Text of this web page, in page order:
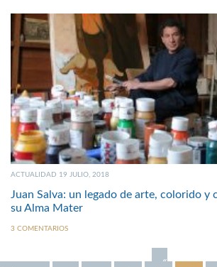
ACTUALIDAD 19 JULIO, 2018
Juan Salva: un legado de arte, colorido y
su Alma Mater
3 COMENTARIOS
«